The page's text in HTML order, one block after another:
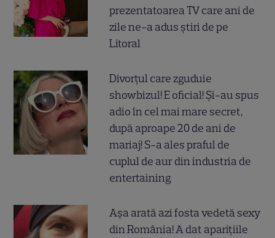
prezentatoarea TV care ani de
zile ne-a adus știri de pe
Litoral
Divorțul care zguduie
showbizul! E oficial! Și-au spus
adio în cel mai mare secret,
după aproape 20 de ani de
mariaj! S-a ales praful de
cuplul de aur din industria de
entertaining
Așa arată azi fosta vedetă sexy
din România! A dat aparițiile